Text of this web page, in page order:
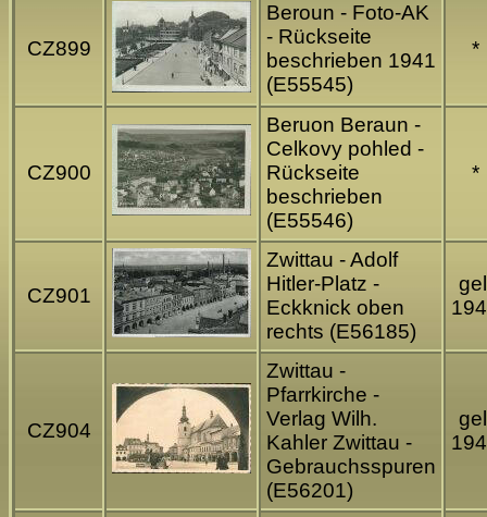
CZ899
Beroun - Foto-AK
- Rückseite
beschrieben 1941
(E55545)
*
CZ900
Beruon Beraun -
Celkovy pohled -
Rückseite
beschrieben
(E55546)
*
CZ901
Zwittau - Adolf
Hitler-Platz -
Eckknick oben
rechts (E56185)
CZ904
Zwittau -
Pfarrkirche -
Verlag Wilh.
Kahler Zwittau -
Gebrauchsspuren
(E56201)